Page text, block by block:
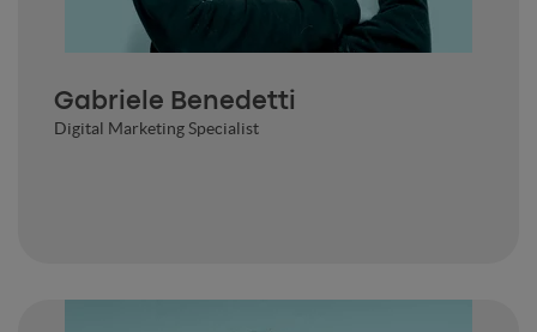
Gabriele Benedetti
Digital Marketing Specialist